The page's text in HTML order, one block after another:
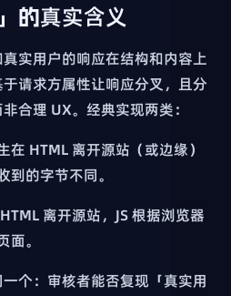
的真实含义
实用户的响应在结构和内容上
请求方属性让响应分叉，且分
合理 UX。经典实现两类：
在 HTML 离开源站（或边缘）
到的字节不同。
离开源站，JS 根据浏览器
。
个：审核者能否复现「真实用